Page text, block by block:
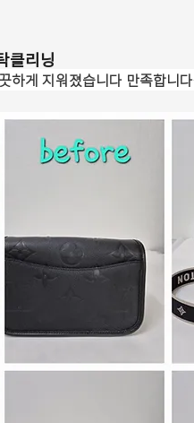
클리닝
하게 지워졌습니다 만족합니